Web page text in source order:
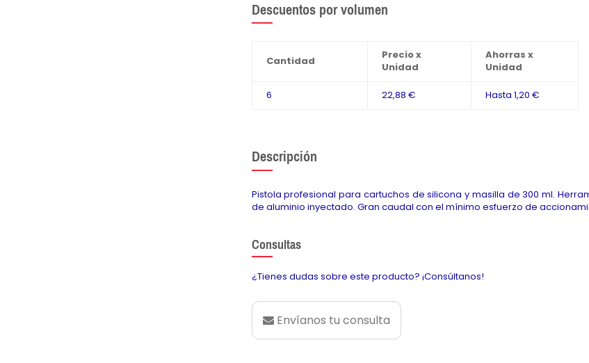
Descuentos por volumen
Cantidad
Precio x
Unidad
Ahorras x
Unidad
6 22,88 € Hasta 1,20 €
Descripción
Pistola profesional para cartuchos de silicona y masilla de 300 ml.
de aluminio inyectado. Gran caudal con el mínimo esfuerzo de
Consultas
¿Tienes dudas sobre este producto? ¡Consúltanos!
Envíanos tu consulta